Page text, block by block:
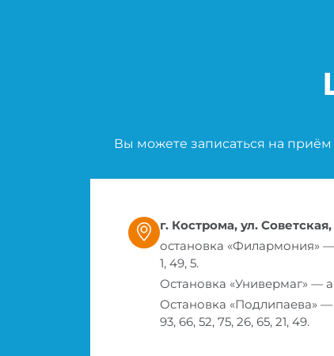
Вы можете записаться на
г. Кострома, ул.
остановка «Филармония» —
1, 49, 5.
Остановка «Универмаг» —
Остановка «Подлипаева» —
93, 66, 52, 75, 26, 65, 21, 49.